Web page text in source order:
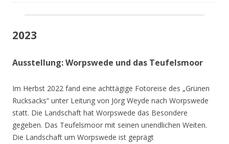
2023
Ausstellung: Worpswede und das Teufelsmoor
Im Herbst 2022 fand eine achttägige Fotoreise des „Grünen
Rucksacks“ unter Leitung von Jörg Weyde nach Worpswede
statt. Die Landschaft hat Worpswede das Besondere
gegeben. Das Teufelsmoor mit seinen unendlichen Weiten.
Die Landschaft um Worpswede ist geprägt